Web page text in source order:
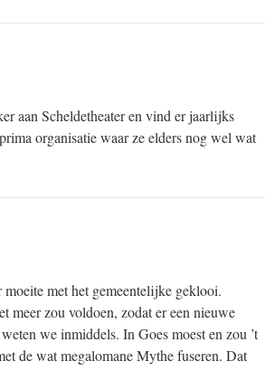
aan Scheldetheater en vind er jaarlijks
organisatie waar ze elders nog wel wat
met het gemeentelijke geklooi.
meer zou voldoen, zodat er een nieuwe
we inmiddels. In Goes moest en zou ’t
de wat megalomane Mythe fuseren. Dat